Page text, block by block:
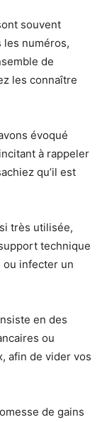
souvent
les numéros,
de
les connaître
évoqué
à rappeler
qu’il est
très utilisée,
technique
ou infecter un
en des
ou
afin de vider vos
de gains